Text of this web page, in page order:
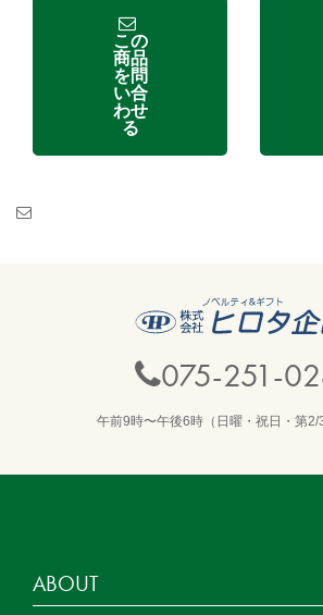
この
商品
を問
い合
わせ
る
075-251-
午前9時〜午後6時（日曜・祝日・第2/
ABOUT